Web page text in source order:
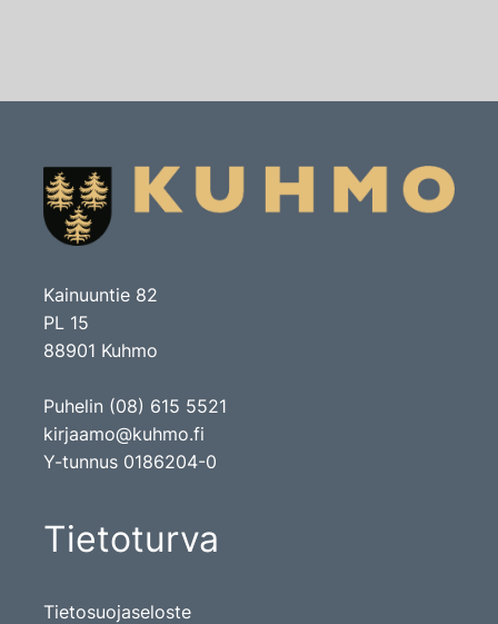
Kainuuntie 82
PL 15
88901 Kuhmo
Puhelin (08) 615 5521
kirjaamo@kuhmo.fi
Y-tunnus 0186204-0
Tietoturva
Tietosuojaseloste